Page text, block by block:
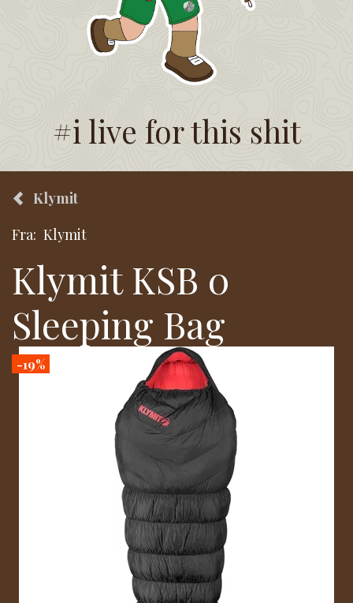
#i live for this shit
Klymit
Fra: Klymit
Klymit KSB 0
Sleeping Bag
-19%